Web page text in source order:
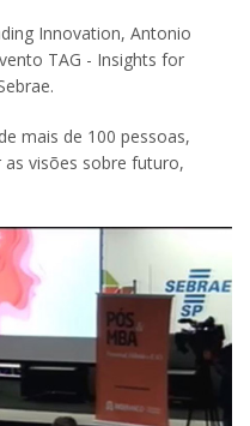
Innovation, Antonio
TAG - Insights for
mais de 100 pessoas,
visões sobre futuro,